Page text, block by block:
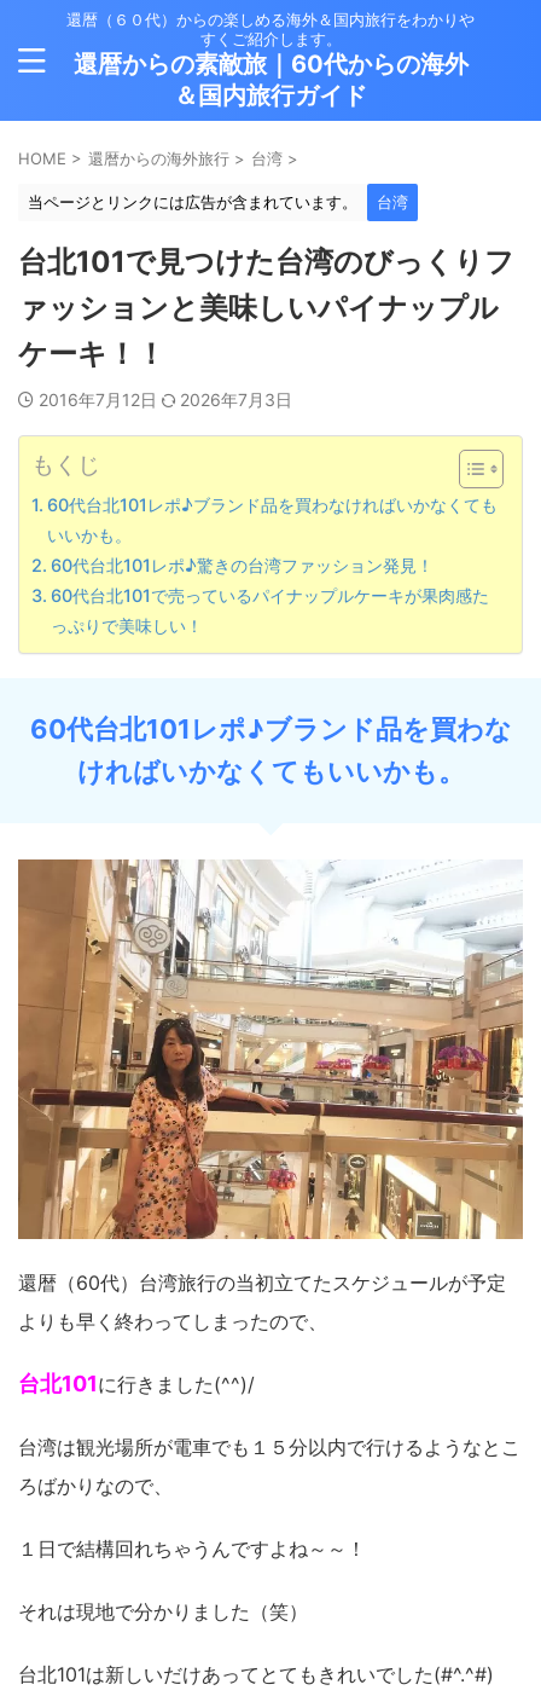
還暦（６０代）からの楽しめる海外＆国内旅行をわかりや
すくご紹介します。
還暦からの素敵旅｜60代からの海外
＆国内旅行ガイド
HOME > 還暦からの海外旅行 > 台湾 >
当ページとリンクには広告が含まれています。 台湾
台北101で見つけた台湾のびっくりフ
ァッションと美味しいパイナップル
ケーキ！！
2016年7月12日 2026年7月3日
もくじ
60代台北101レポ♪ブランド品を買わなければいかなくても
いいかも。
60代台北101レポ♪驚きの台湾ファッション発見！
60代台北101で売っているパイナップルケーキが果肉感た
っぷりで美味しい！
60代台北101レポ♪ブランド品を買わな
ければいかなくてもいいかも。
還暦（60代）台湾旅行の当初立てたスケジュールが予定
よりも早く終わってしまったので、
台北101に行きました(^^)/
台湾は観光場所が電車でも１５分以内で行けるようなとこ
ろばかりなので、
１日で結構回れちゃうんですよね～～！
それは現地で分かりました（笑）
台北101は新しいだけあってとてもきれいでした(#^.^#)